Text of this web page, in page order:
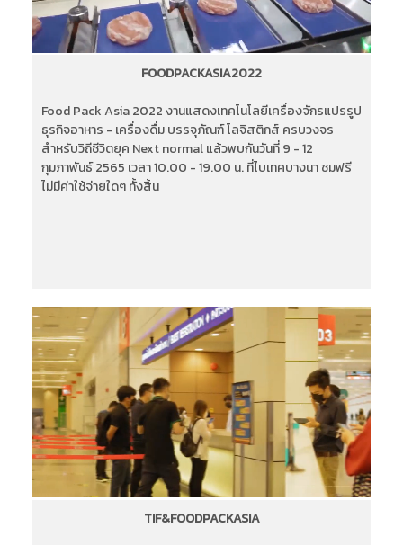
FOODPACKASIA2022
Food Pack Asia 2022 งานแสดงเทคโนโลยีเครื่องจักรแปรรูป
ธุรกิจอาหาร - เครื่องดื่ม บรรจุภัณฑ์ โลจิสติกส์ ครบวงจร
สำหรับวิถีชีวิตยุค Next normal แล้วพบกันวันที่ 9 - 12
กุมภาพันธ์ 2565 เวลา 10.00 - 19.00 น. ที่ไบเทคบางนา ชมฟรี
ไม่มีค่าใช้จ่ายใดๆ ทั้งสิ้น
TIF&FOODPACKASIA